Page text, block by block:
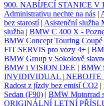
900. NABÍJECÍ STANICE
Administrativu nechte na nás |
bez starostí| Asistenční služba
služba | BMW C 400 X -
BMW Concept Touring Coupé
FIT SERVIS pro vozy 4+ |
BMW Group v Sokolově
BMW i VISION DEE | BMW
INVIDIVIDUAL | NEBOJTE
Radost z jízdy bez emisí CO2 |
Sedan (F90) | BMW Motorrad
ORIGINÁLNÍ LETNÍ